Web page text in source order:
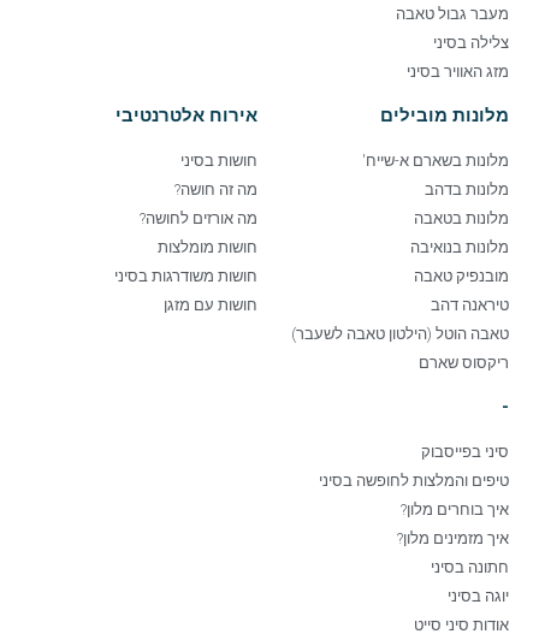
מעבר גבול טאבה
צלילה בסיני
מזג האוויר בסיני
מלונות מובילים
מלונות בשארם א-שייח'
מלונות בדהב
מלונות בטאבה
מלונות בנואיבה
מובנפיק טאבה
טיראנה דהב
טאבה הוטל (הילטון טאבה לשעבר)
ריקסוס שארם
אירוח אלטרנטיבי
חושות בסיני
מה זה חושה?
מה אורזים לחושה?
חושות מומלצות
חושות משודרגות בסיני
חושות עם מזגן
-
סיני בפייסבוק
טיפים והמלצות לחופשה בסיני
איך בוחרים מלון?
איך מזמינים מלון?
חתונה בסיני
יוגה בסיני
אודות סיני סייט